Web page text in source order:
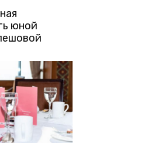
юной